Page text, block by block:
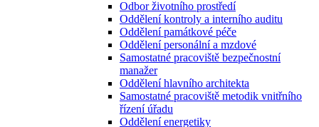
Odbor životního prostředí
Oddělení kontroly a interního auditu
Oddělení památkové péče
Oddělení personální a mzdové
Samostatné pracoviště bezpečnostní
manažer
Oddělení hlavního architekta
Samostatné pracoviště metodik vnitřního
řízení úřadu
Oddělení energetiky